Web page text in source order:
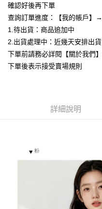
便利好安心！
１．簡單：不需註冊會員、不需綁
２．便利：只要手機號碼，簡訊認
３．安心：先確認商品／服務後，
１．於結帳方式選擇「AFTEE先享
結帳頁面，進行簡訊認證並確認金
購買商品的店家。未經商家同意取
【注意事項】
１．透過由恩沛科技股份有限公
易，需依本服務之必要範圍內提供
權轉讓予恩沛科技股份有限公司。
２．關於個人資料處理事宜，請瀏
https://aftee.tw/terms/#terms3
運送方式
全家付款取貨
每筆NT$85，滿NT$799(含以
付款後全家取貨
每筆NT$85，滿NT$799(含以
每筆NT$85，滿NT$799(含以
確認好後再下單
查詢訂單進度：【我的帳戶】
1.待出貨：商品追加中
2.出貨處理中：近幾天安排出
下單前請務必詳閱【關於我們
下單後表示接受賣場規則
詳細說明